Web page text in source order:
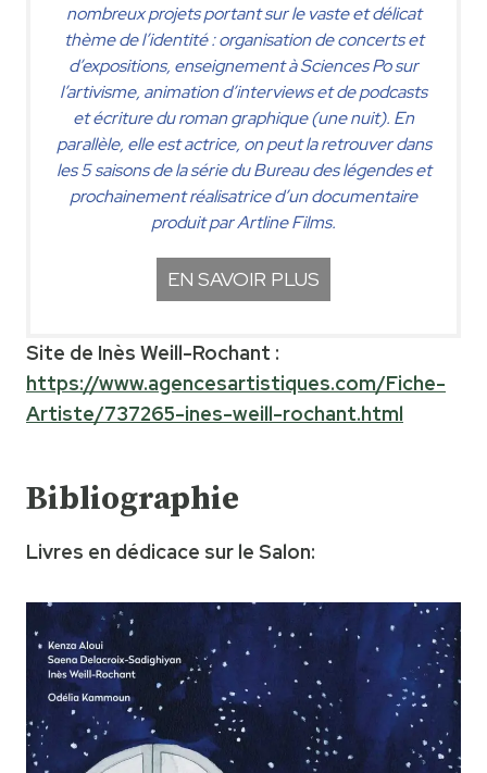
nombreux projets portant sur le vaste et délicat
thème de l’identité : organisation de concerts et
d’expositions, enseignement à Sciences Po sur
l’artivisme, animation d’interviews et de podcasts
et écriture du roman graphique (une nuit). En
parallèle, elle est actrice, on peut la retrouver dans
les 5 saisons de la série du Bureau des légendes et
prochainement réalisatrice d’un documentaire
produit par Artline Films.
EN SAVOIR PLUS
Site de Inès Weill-Rochant :
https://www.agencesartistiques.com/Fiche-
Artiste/737265-ines-weill-rochant.html
Bibliographie
Livres en dédicace sur le Salon: